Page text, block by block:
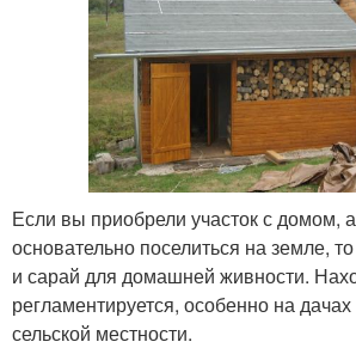
Если вы приобрели участок с домом,
основательно поселиться на земле,
и сарай для домашней живности.
регламентируется, особенно на
сельской местности.